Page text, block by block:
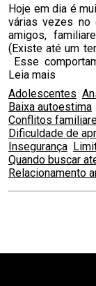
Hoje em dia é
várias vezes no
amigos,
(Existe até um
Esse
Leia mais
Adolescentes
Baixa autoestima
Conflitos
Dificuldade de
Insegurança
Quando buscar
Relacionamento